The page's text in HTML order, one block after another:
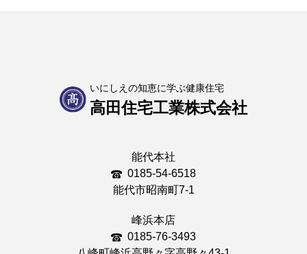
いにしえの知恵に学ぶ健康住宅
高田住宅工業株式会社
能代本社
0185-54-6518
能代市昭南町7-1
峰浜本店
0185-76-3493